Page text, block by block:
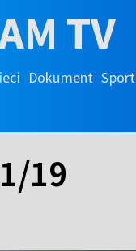
TV
Dokument Sport
19